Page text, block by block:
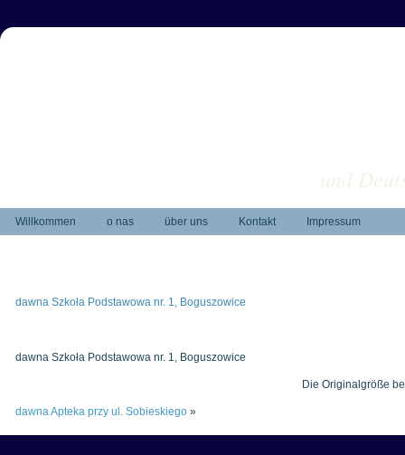
und
Willkommen o nas über uns Kontakt Impressum
dawna Szkoła Podstawowa nr. 1, Boguszowice
dawna Szkoła Podstawowa nr. 1, Boguszowice
Die Originalgröße
dawna Apteka przy ul. Sobieskiego »